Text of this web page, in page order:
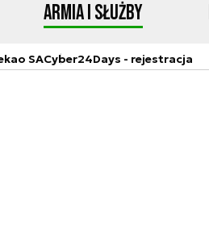
Armia i Służby
SACyber24Days - rejestracja